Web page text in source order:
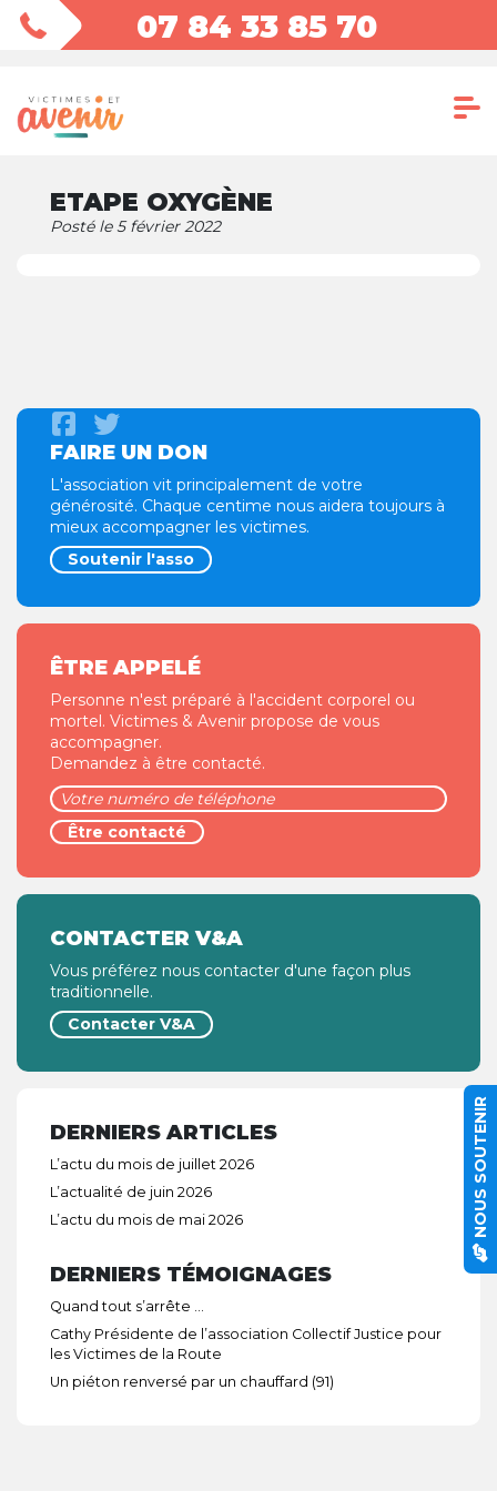
07 84 33 85 70
ETAPE OXYGÈNE
Posté le 5 février 2022
FAIRE UN DON
L'association vit principalement de votre
générosité. Chaque centime nous aidera toujours à
mieux accompagner les victimes.
Soutenir l'asso
ÊTRE APPELÉ
Personne n'est préparé à l'accident corporel ou
mortel. Victimes & Avenir propose de vous
accompagner.
Demandez à être contacté.
CONTACTER V&A
Vous préférez nous contacter d'une façon plus
traditionnelle.
Contacter V&A
DERNIERS ARTICLES
L’actu du mois de juillet 2026
L’actualité de juin 2026
L’actu du mois de mai 2026
DERNIERS TÉMOIGNAGES
Quand tout s’arrête …
Cathy Présidente de l’association Collectif Justice pour
les Victimes de la Route
Un piéton renversé par un chauffard (91)
NOUS SOUTENIR